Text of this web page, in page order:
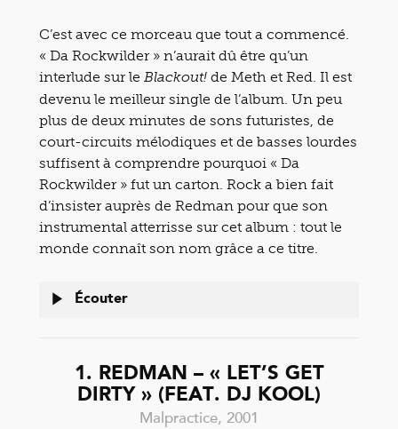
C’est avec ce morceau que tout a commencé.
« Da Rockwilder » n’aurait dû être qu’un
interlude sur le Blackout! de Meth et Red. Il est
devenu le meilleur single de l’album. Un peu
plus de deux minutes de sons futuristes, de
court-circuits mélodiques et de basses lourdes
suffisent à comprendre pourquoi « Da
Rockwilder » fut un carton. Rock a bien fait
d’insister auprès de Redman pour que son
instrumental atterrisse sur cet album : tout le
monde connaît son nom grâce a ce titre.
Écouter
1. REDMAN – « LET’S GET
DIRTY » (FEAT. DJ KOOL)
Malpractice, 2001